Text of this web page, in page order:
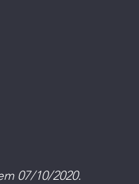
07/10/2020.